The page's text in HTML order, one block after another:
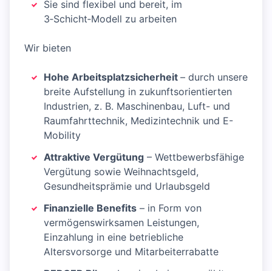
Sie sind flexibel und bereit, im
3‑Schicht‑Modell zu arbeiten
Wir bieten
Hohe Arbeitsplatzsicherheit – durch unsere
breite Aufstellung in zukunftsorientierten
Industrien, z. B. Maschinenbau, Luft- und
Raumfahrttechnik, Medizintechnik und E-
Mobility
Attraktive Vergütung – Wettbewerbsfähige
Vergütung sowie Weihnachtsgeld,
Gesundheitsprämie und Urlaubsgeld
Finanzielle Benefits – in Form von
vermögenswirksamen Leistungen,
Einzahlung in eine betriebliche
Altersvorsorge und Mitarbeiterrabatte